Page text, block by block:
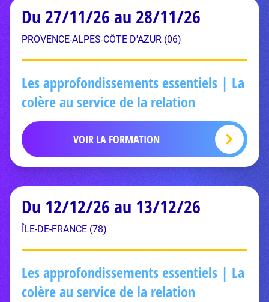
Du 27/11/26 au 28/11/26
PROVENCE-ALPES-CÔTE D'AZUR (06)
Les approfondissements essentiels | La
colère au service de la relation
VOIR LA FORMATION
Du 12/12/26 au 13/12/26
ÎLE-DE-FRANCE (78)
Les approfondissements essentiels | La
colère au service de la relation